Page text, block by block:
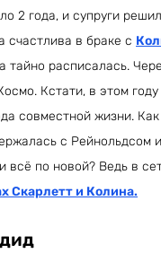
2 года, и супруги
счастлива в браке с
тайно расписалась.
Кстати, в этом году
совместной жизни. Как
с Рейнольдсом
всё по новой? Ведь в
Скарлетт и Колина.